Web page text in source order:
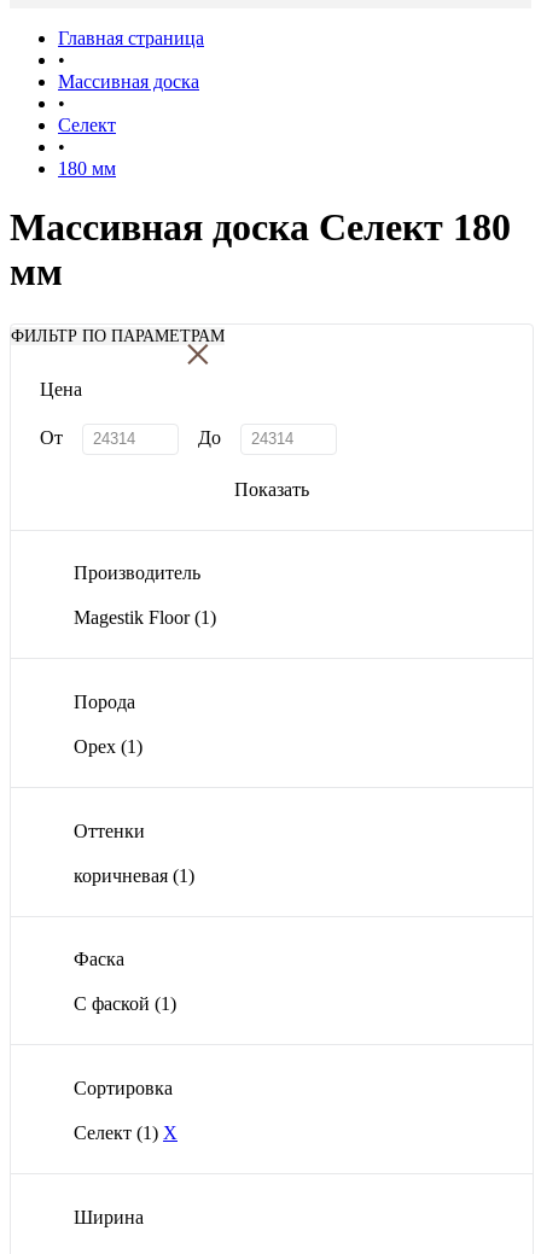
Главная страница
•
Массивная доска
•
Селект
•
180 мм
Массивная доска Селект 180
мм
ФИЛЬТР ПО ПАРАМЕТРАМ
×
Цена
От До
Показать
Производитель
Magestik Floor(1)
Порода
Орех (1)
Оттенки
коричневая (1)
Фаска
С фаской (1)
Сортировка
Селект (1) X
Ширина